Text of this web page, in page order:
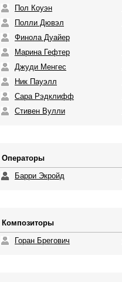
Пол Коуэн
Полли Дювэл
Финола Дуайер
Марина Гефтер
Джуди Менгес
Ник Пауэлл
Сара Рэдклифф
Стивен Вулли
Операторы
Барри Экройд
Композиторы
Горан Брегович